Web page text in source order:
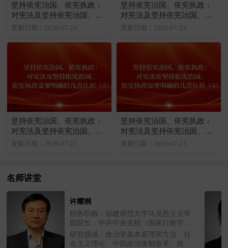
坚持依宪治国、依宪执政：
对宪法及坚持依宪治国、依
宪执政需要明确的几点认识
更新日期：2026-07-23
坚持依宪治国、依宪执政：
对宪法及坚持依宪治国、依
宪执政需要明确的几点认识
更新日期：2026-07-23
坚持依宪治国、依宪执政：
对宪法及坚持依宪治国、依
宪执政需要明确的几点认识
更新日期：2026-07-23
坚持依宪治国、依宪执政：
对宪法及坚持依宪治国、依
宪执政需要明确的几点认识
更新日期：2026-07-23
名师讲堂
许耀桐
职务职称：福建师范大学马克思主义学
院院长，中共中央党校（国家行政学
院）一级教授、博士生导师
研究领域：政治学基本原理和方法、社
会主义理论、中国政治体制改革、政治